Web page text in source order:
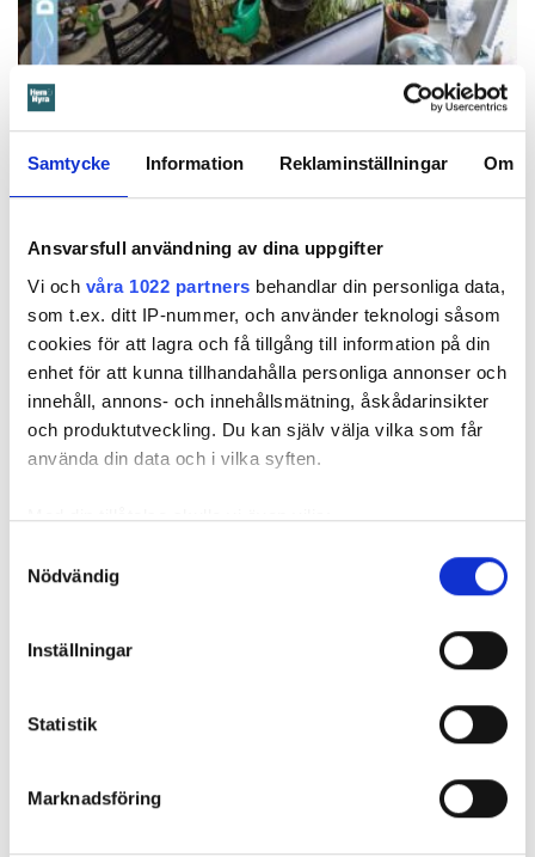
Samtycke Information Reklaminställningar Om
Ansvarsfull användning av dina uppgifter
Vi och våra 1022 partners behandlar din personliga data,
som t.ex. ditt IP-nummer, och använder teknologi såsom
cookies för att lagra och få tillgång till information på din
enhet för att kunna tillhandahålla personliga annonser och
innehåll, annons- och innehållsmätning, åskådarinsikter
och produktutveckling. Du kan själv välja vilka som får
använda din data och i vilka syften.
Med din tillåtelse skulle vi även vilja:
som kan ha en noggrannhet på upp till flera meter
Ta reda på mer om hur dina personliga uppgifter
Du kan ändra eller dra tillbaka ditt samtycke när som
Vi använder enhetsidentifierare för att anpassa innehållet
Nödvändig
Inställningar
Statistik
Marknadsföring
Så sparar du vatten hemma – här är
Knepen är enkla: ”Det är ingen uppoffring alls från min sida”, säger
Kristin Rydberg.
Tips & Råd
Foto: Frida Ekman
tekakor: ”Kladda lite”
är det avkoppling att slå händerna runt en deg – och den får gärna
kladda lite.